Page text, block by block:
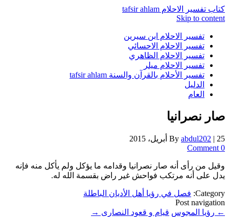
كتاب تفسير الاحلام tafsir ahlam
Skip to content
تفسير الاحلام ابن سيرين
تفسير الاحلام الاحسائي
تفسير الاحلام الظاهري
تفسير الاحلام ميلر
تفسير الأحلام بالقرآن والسنة tafsir ahlam
الدليل
العام
صار نصرانيا
By abdul202 | 25 أبريل، 2015
0 Comment
وقيل من رأى أنه صار نصرانيا وقدامه ما يؤكل ولم يأكل منه فإنه
يدل على أنه مرتكب فواحش غير راض بقسمة الله له.
Category: فصل في رؤيا أهل الأديان الباطلة
Post navigation
← رؤيا المجوس قيام و قعود النصارى →